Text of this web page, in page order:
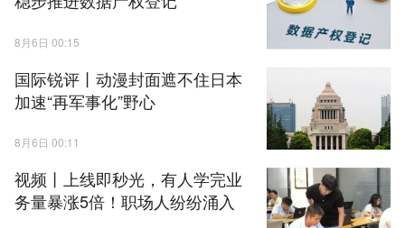
8月6日 00:15
国际锐评丨动漫封面遮不住日本
加速“再军事化”野心
8月6日 00:11
视频丨上线即秒光，有人学完业
务量暴涨5倍！职场人纷纷涌入